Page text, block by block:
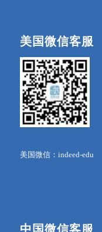
美国微信客服
美国微信：indeed-edu
中国微信客服